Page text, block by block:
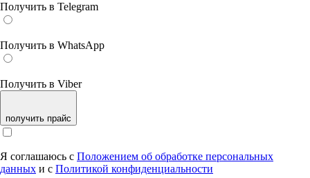
Получить в Telegram
Получить в WhatsApp
Получить в Viber
получить прайс
Я соглашаюсь с Положением об обработке персональных
данных и с Политикой конфиденциальности